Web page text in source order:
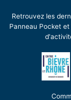
Retrouvez les
Panneau Pocket